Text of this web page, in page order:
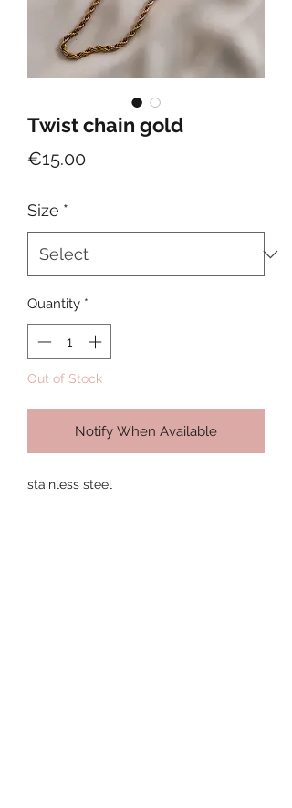
Twist chain gold
€15.00Price
Size *
Quantity *
Out of Stock
Notify When Available
stainless steel